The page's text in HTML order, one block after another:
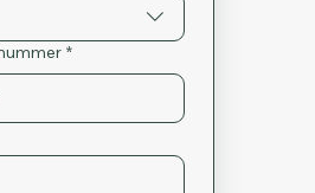
*